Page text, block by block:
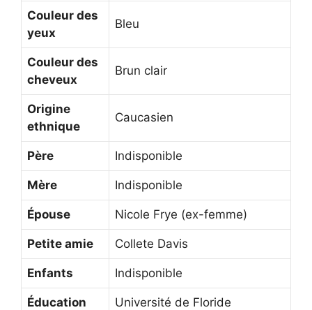
Couleur des
yeux
Bleu
Couleur des
cheveux
Brun clair
Origine
ethnique
Caucasien
Père Indisponible
Mère Indisponible
Épouse Nicole Frye (ex-femme)
Petite amie Collete Davis
Enfants Indisponible
Éducation Université de Floride